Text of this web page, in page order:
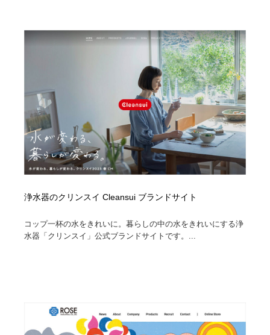
浄水器のクリンスイ Cleansui ブランドサイト
コップ一杯の水をきれいに。暮らしの中の水をきれいにする浄
水器「クリンスイ」公式ブランドサイトです。...